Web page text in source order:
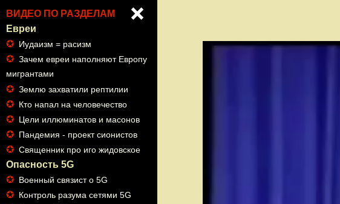
ВИДЕО ПО РАЗДЕЛАМ
Евреи
✪ Иудаизм = расизм
✪ Зачем евреи наполняют Европу
мигрантами
✪ Землю захватили рептилии
✪ Кто напал на человечество
✪ Цели иллюминатов и масонов
✪ Пандемия - проект сионистов
✪ Священник про иго жидовское
Опасность 5G
✪ Военный связист о 5G
✪ Контроль разума сетями 5G